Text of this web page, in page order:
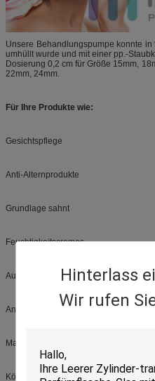
Hinterlass
Wir rufen
Unsere Behandlungspumpe konnte
umhüllt wurde und mit einer pp.-
Dosierung 0,2 cm für Größe 15mm,
22mm, 24mm.
Für Ihre Produkte wie:
Gesichtspflege
Anti-Alternprodukte
Grundlage sahnt
Feuchtigkeitscremes
Augenkonturnprodukte
Anti-Alternbehandlungen
Make-upentferner
Körperprodukte